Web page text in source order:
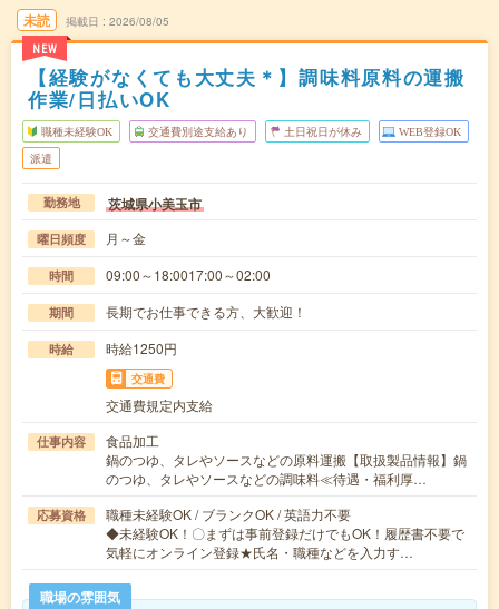
未読
NEW
掲載日 2026/08/05
【経験がなくても大丈夫＊】調味料原料の運搬
作業/日払いOK
職種未経験OK 交通費別途支給あり 土日祝日が休み WEB登録OK
派遣
勤務地 茨城県小美玉市
曜日頻度 月～金
時間 09:00～18:0017:00～02:00
期間 長期でお仕事できる方、大歓迎！
時給 時給1250円
交通費
交通費規定内支給
仕事内容
食品加工
鍋のつゆ、タレやソースなどの原料運搬【取扱製品情報】鍋
のつゆ、タレやソースなどの調味料≪待遇・福利厚…
応募資格
職種未経験OK / ブランクOK / 英語力不要
◆未経験OK！〇まずは事前登録だけでもOK！履歴書不要で
気軽にオンライン登録★氏名・職種などを入力す…
職場の雰囲気